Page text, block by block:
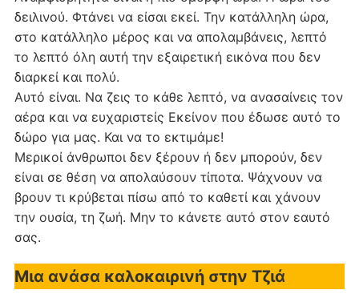
δειλινού. Φτάνει να είσαι εκεί. Την κατάλληλη ώρα,
στο κατάλληλο μέρος και να απολαμβάνεις, λεπτό
το λεπτό όλη αυτή την εξαιρετική εικόνα που δεν
διαρκεί και πολύ.
Αυτό είναι. Να ζεις το κάθε λεπτό, να ανασαίνεις τον
αέρα και να ευχαριστείς Εκείνον που έδωσε αυτό το
δώρο για μας. Και να το εκτιμάμε!
Μερικοί άνθρωποι δεν ξέρουν ή δεν μπορούν, δεν
είναι σε θέση να απολαύσουν τίποτα. Ψάχνουν να
βρουν τι κρύβεται πίσω από το καθετί και χάνουν
την ουσία, τη ζωή. Μην το κάνετε αυτό στον εαυτό
σας.
Μια ανάσα καλοκαιρινή στην Τζιά